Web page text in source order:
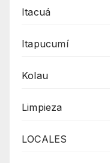
Itacuá
Itapucumí
Kolau
Limpieza
LOCALES